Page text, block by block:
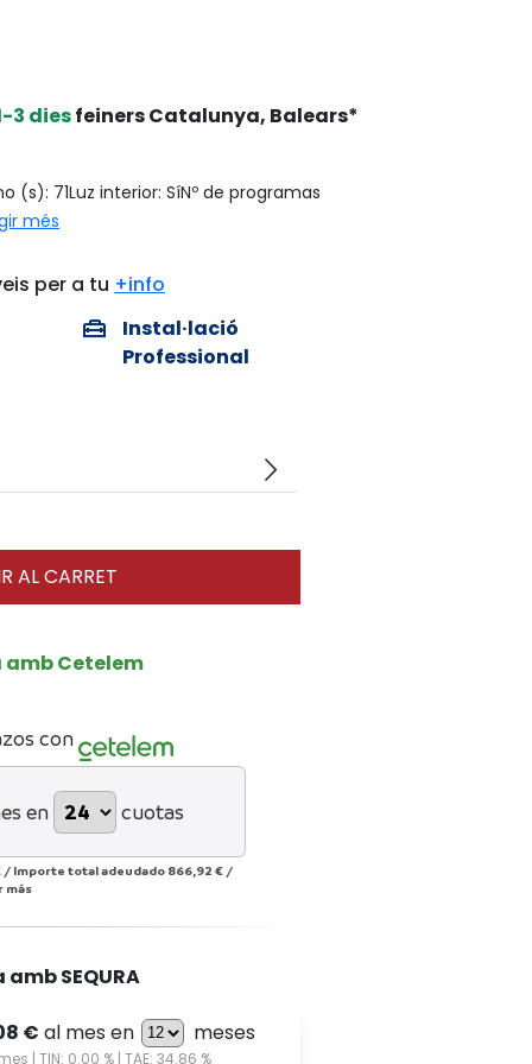
3 diesfeiners Catalunya, Balears*
71Luz interior: SíNº de programas
més
per a tu +info
home_repair_service
Instal·lació
Professional
arrow_forward_ios
AL CARRET
amb Cetelem
con
en cuotas
/ Importe total adeudado 866,92 €/
más
SEQURA